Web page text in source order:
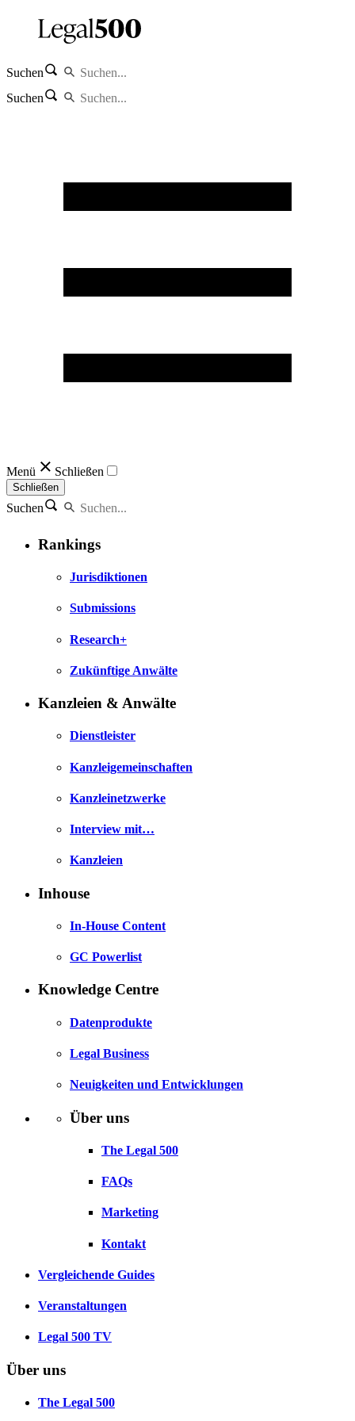
Suchen
Suchen
Menü Schließen
Schließen
Suchen
Rankings
Jurisdiktionen
Submissions
Research+
Zukünftige Anwälte
Kanzleien & Anwälte
Dienstleister
Kanzleigemeinschaften
Kanzleinetzwerke
Interview mit…
Kanzleien
Inhouse
In-House Content
GC Powerlist
Knowledge Centre
Datenprodukte
Legal Business
Neuigkeiten und Entwicklungen
Über uns
The Legal 500
FAQs
Marketing
Kontakt
Vergleichende Guides
Veranstaltungen
Legal 500 TV
Über uns
The Legal 500